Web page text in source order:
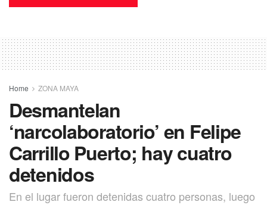
Home ZONA MAYA
Desmantelan
‘narcolaboratorio’ en Felipe
Carrillo Puerto; hay cuatro
detenidos
En el lugar fueron detenidas cuatro personas, luego